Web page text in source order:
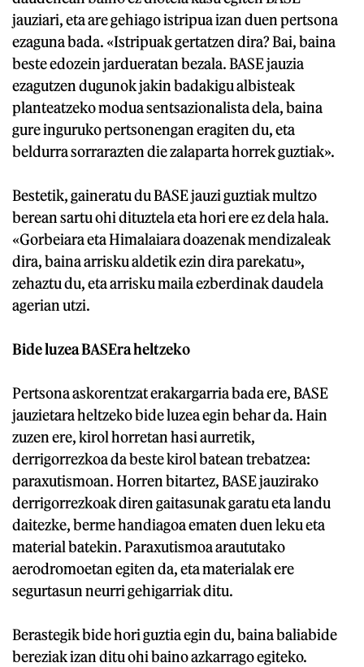
jauziari, eta are gehiago istripua izan duen pertsona
ezaguna bada. «Istripuak gertatzen dira? Bai, baina
beste edozein jardueratan bezala. BASE jauzia
ezagutzen dugunok jakin badakigu albisteak
planteatzeko modua sentsazionalista dela, baina
gure inguruko pertsonengan eragiten du, eta
beldurra sorrarazten die zalaparta horrek guztiak».
Bestetik, gaineratu du BASE jauzi guztiak multzo
berean sartu ohi dituztela eta hori ere ez dela hala.
«Gorbeiara eta Himalaiara doazenak mendizaleak
dira, baina arrisku aldetik ezin dira parekatu»,
zehaztu du, eta arrisku maila ezberdinak daudela
agerian utzi.
Bide luzea BASEra heltzeko
Pertsona askorentzat erakargarria bada ere, BASE
jauzietara heltzeko bide luzea egin behar da. Hain
zuzen ere, kirol horretan hasi aurretik,
derrigorrezkoa da beste kirol batean trebatzea:
paraxutismoan. Horren bitartez, BASE jauzirako
derrigorrezkoak diren gaitasunak garatu eta landu
daitezke, berme handiagoa ematen duen leku eta
material batekin. Paraxutismoa araututako
aerodromoetan egiten da, eta materialak ere
segurtasun neurri gehigarriak ditu.
Berastegik bide hori guztia egin du, baina baliabide
bereziak izan ditu ohi baino azkarrago egiteko.